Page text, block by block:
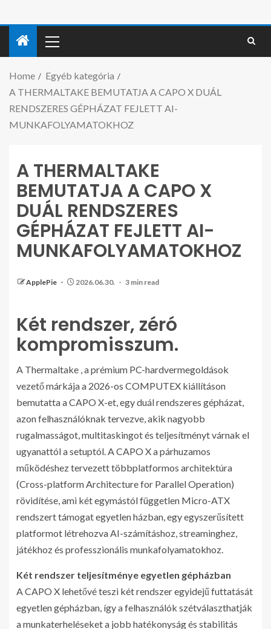
Home
Egyéb kategória
A THERMALTAKE BEMUTATJA A CAPO X DUÁL
RENDSZERES GÉPHÁZAT FEJLETT AI-
MUNKAFOLYAMATOKHOZ
A THERMALTAKE
BEMUTATJA A CAPO X
DUÁL RENDSZERES
GÉPHÁZAT FEJLETT AI-
MUNKAFOLYAMATOKHOZ
ApplePie 2026.06.30. 3 min read
Két rendszer, zéró
kompromisszum.
A Thermaltake , a prémium PC-hardvermegoldások
vezető márkája a 2026-os COMPUTEX kiállításon
bemutatta a CAPO X-et, egy duál rendszeres gépházat,
azon felhasználóknak tervezve, akik nagyobb
rugalmasságot, multitaskingot és teljesítményt várnak el
ugyanattól a setuptól. A CAPO X a párhuzamos
működéshez tervezett többplatformos architektúra
(Cross-platform Architecture for Parallel Operation)
rövidítése, ami két egymástól független Micro-ATX
rendszert támogat egyetlen házban, egy egyszerűsített
platformot létrehozva AI-számításhoz, streaminghez,
játékhoz és professzionális munkafolyamatokhoz.
Két rendszer teljesítménye egyetlen gépházban
A CAPO X lehetővé teszi két rendszer egyidejű futtatását
egyetlen gépházban, így a felhasználók szétválaszthatják
a munkaterheléseket a jobb hatékonyság és stabilitás